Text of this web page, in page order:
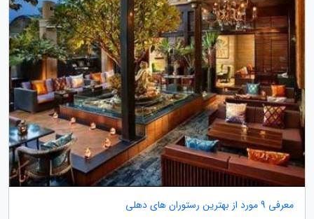
معرفی 9 مورد از بهترین رستوران های دهلی